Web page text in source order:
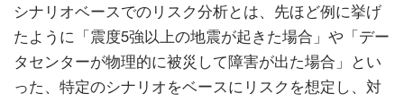
シナリオベースでのリスク分析とは、先ほど例に挙げ
たように「震度5強以上の地震が起きた場合」や「デー
タセンターが物理的に被災して障害が出た場合」とい
った、特定のシナリオをベースにリスクを想定し、対